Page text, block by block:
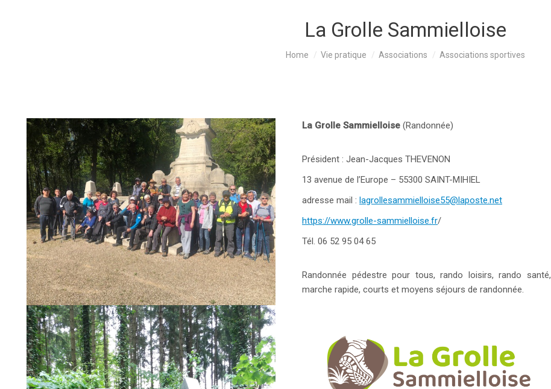
La Grolle Sammielloise
Home Vie pratique Associations Associations sportives
La Grolle Sammielloise (Randonnée)
Président : Jean-Jacques THEVENON
13 avenue de l’Europe – 55300 SAINT-MIHIEL
adresse mail : lagrollesammielloise55@laposte.net
https://www.grolle-sammielloise.fr/
Tél. 06 52 95 04 65
Randonnée pédestre pour tous, rando loisirs, rando santé,
marche rapide, courts et moyens séjours de randonnée.